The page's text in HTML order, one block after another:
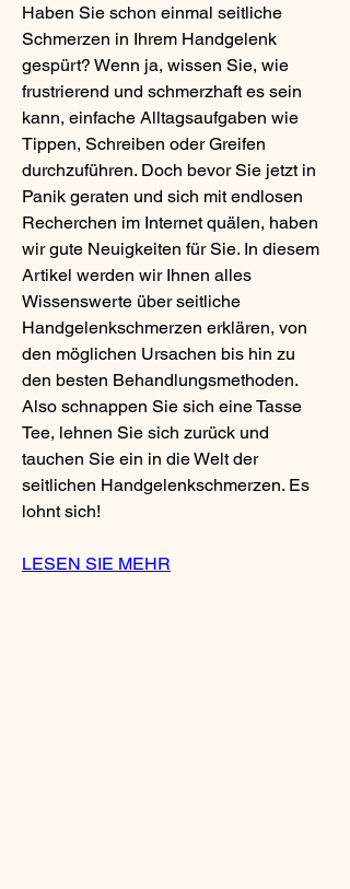
Haben Sie schon einmal seitliche
Schmerzen in Ihrem Handgelenk
gespürt? Wenn ja, wissen Sie, wie
frustrierend und schmerzhaft es sein
kann, einfache Alltagsaufgaben wie
Tippen, Schreiben oder Greifen
durchzuführen. Doch bevor Sie jetzt in
Panik geraten und sich mit endlosen
Recherchen im Internet quälen, haben
wir gute Neuigkeiten für Sie. In diesem
Artikel werden wir Ihnen alles
Wissenswerte über seitliche
Handgelenkschmerzen erklären, von
den möglichen Ursachen bis hin zu
den besten Behandlungsmethoden.
Also schnappen Sie sich eine Tasse
Tee, lehnen Sie sich zurück und
tauchen Sie ein in die Welt der
seitlichen Handgelenkschmerzen. Es
lohnt sich!
LESEN SIE MEHR